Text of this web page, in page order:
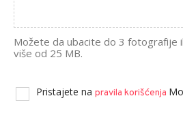
Možete da ubacite do 3 fotografije
više od 25 MB.
Pristajete na pravila korišćenja